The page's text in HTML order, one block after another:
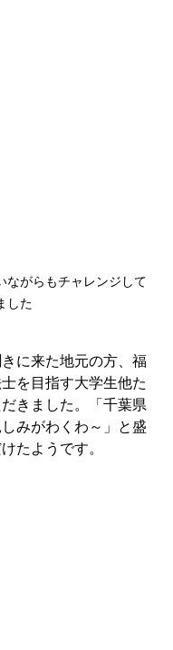
ながらもチャレンジして
した
に来た地元の方、福
を目指す大学生他た
きました。「千葉県
みがわくわ～」と盛
たようです。